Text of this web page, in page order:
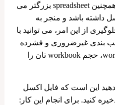
عملیات بیشتری را انجام دهد. همچنین spreadsheet بزرگتر می
داشته باشد و منجر به
از این امر، می ‌توانید با
‌بندی غیرضروری و فشرده
‌سازی عکس ‌های داخل workbook، حجم workbook تان را
دهید این است که فایل اکسل